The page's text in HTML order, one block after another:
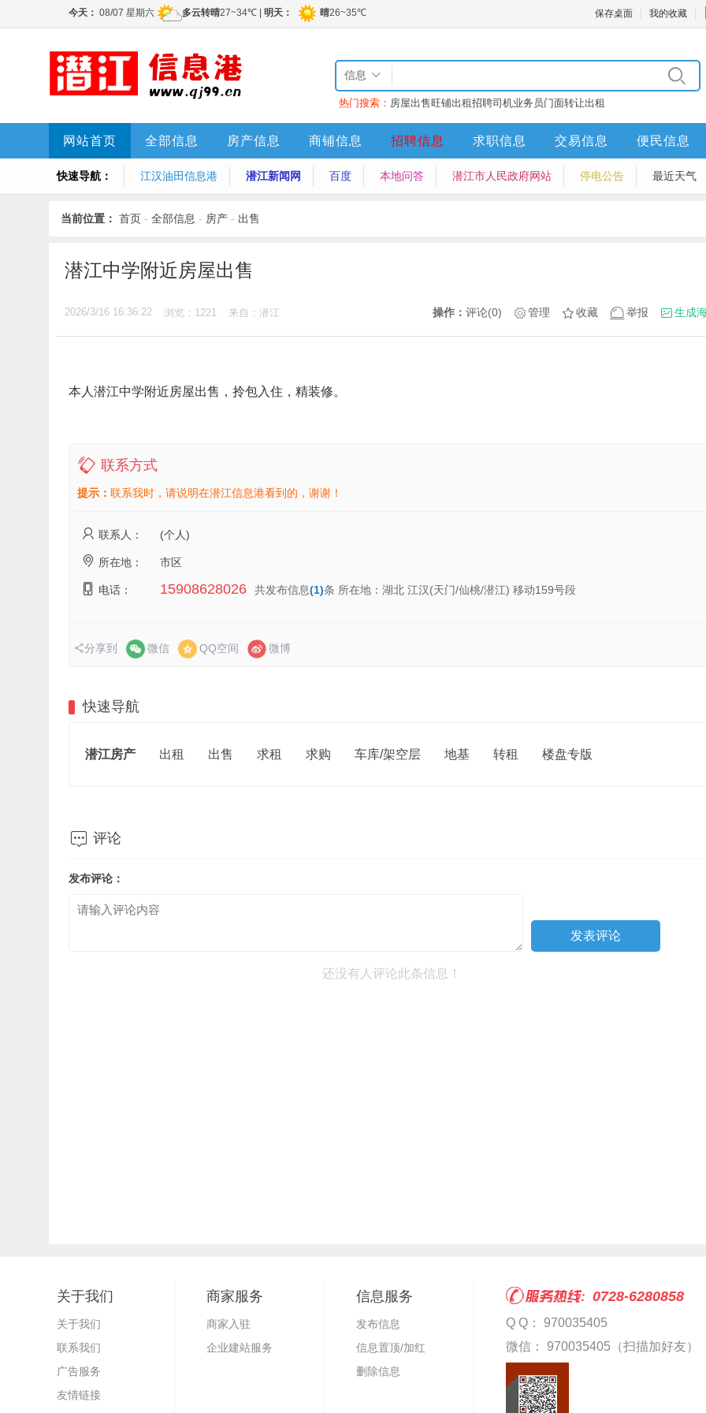
保存桌面 我的收藏
信息
热门搜索： 房屋出售旺铺出租招聘司机业务员门面转让出租
网站首页 全部信息 房产信息 商铺信息 招聘信息 求职信息 交易信息 便民信息
快速导航： 江汉油田信息港 潜江新闻网 百度 本地问答 潜江市人民政府网站 停电公告 最近天气
当前位置： 首页 - 全部信息 - 房产 - 出售
潜江中学附近房屋出售
2026/3/16 16:36:22 浏览：1221 来自：潜江 操作： 评论(0) 管理 收藏 举报 生成
本人潜江中学附近房屋出售，拎包入住，精装修。
联系方式
提示： 联系我时，请说明在潜江信息港看到的，谢谢！
联系人： (个人)
所在地： 市区
电话： 15908628026 共发布信息(1)条 所在地：湖北 江汉(天门/仙桃/潜江) 移动159号段
分享到 微信 QQ空间 微博
快速导航
潜江房产 出租 出售 求租 求购 车库/架空层 地基 转租 楼盘专版
 评论
发布评论：
还没有人评论此条信息！
关于我们
关于我们
联系我们
广告服务
友情链接
商家服务
商家入驻
企业建站服务
信息服务
发布信息
信息置顶/加红
删除信息
0728-6280858
Q Q： 970035405
微信： 970035405（扫描加好友）